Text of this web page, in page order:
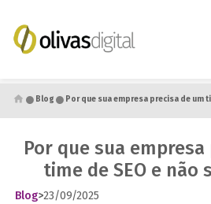
● Blog ● Por que sua empresa precisa de um
Por que sua
time de SEO e não
Blog>23/09/2025